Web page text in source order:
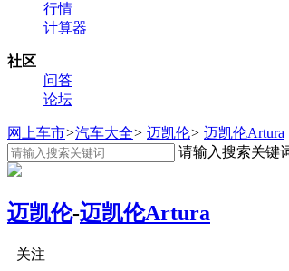
行情
计算器
社区
问答
论坛
网上车市>汽车大全> 迈凯伦> 迈凯伦Artura
请输入搜索关键
迈凯伦-迈凯伦Artura
关注